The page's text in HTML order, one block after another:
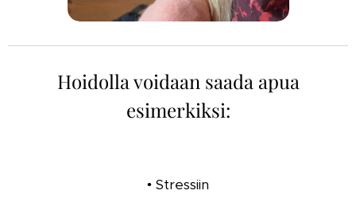
Hoidolla voidaan saada apua
esimerkiksi:
• Stressiin